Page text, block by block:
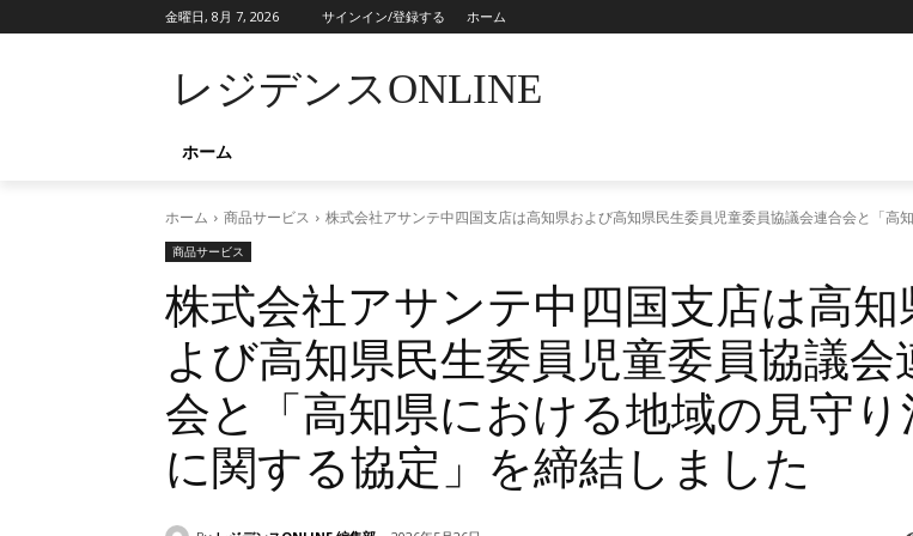
金曜日, 8月 7, 2026 サインイン/登録する ホーム
レジデンスONLINE
ホーム
ホーム 商品サービス 株式会社アサンテ中四国支店は高知県および高知県民生委員児童委員協議会連合会と「高
商品サービス
株式会社アサンテ中四国支店は高知
よび高知県民生委員児童委員協議会
会と「高知県における地域の見守り
に関する協定」を締結しました